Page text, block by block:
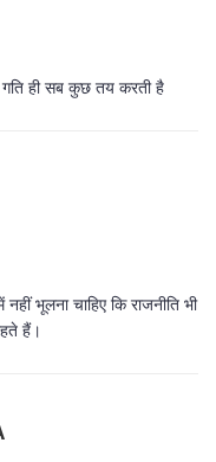
ही सब कुछ तय करती है
भूलना चाहिए कि राजनीति भी
हैं।